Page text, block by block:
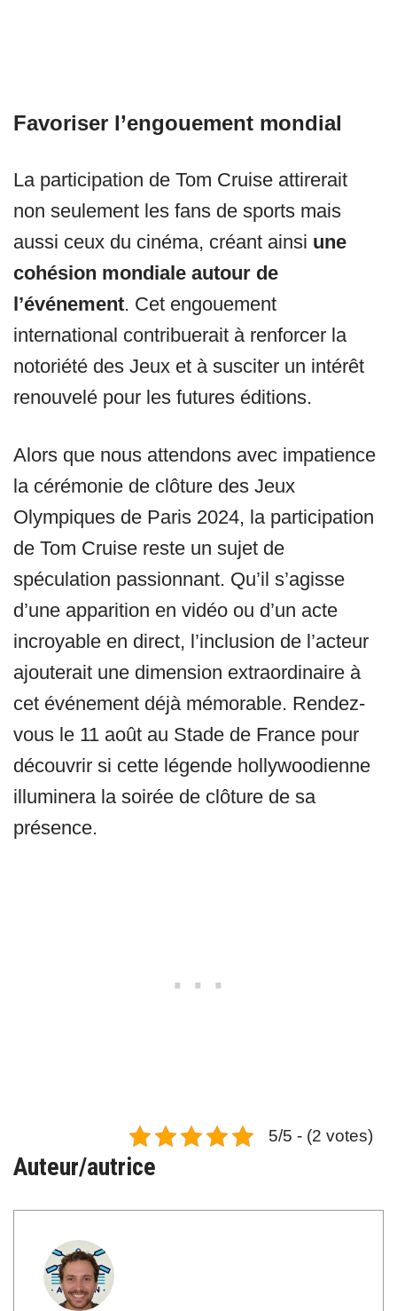
Favoriser l’engouement mondial
La participation de Tom Cruise attirerait
non seulement les fans de sports mais
aussi ceux du cinéma, créant ainsi une
cohésion mondiale autour de
l’événement. Cet engouement
international contribuerait à renforcer la
notoriété des Jeux et à susciter un intérêt
renouvelé pour les futures éditions.
Alors que nous attendons avec impatience
la cérémonie de clôture des Jeux
Olympiques de Paris 2024, la participation
de Tom Cruise reste un sujet de
spéculation passionnant. Qu’il s’agisse
d’une apparition en vidéo ou d’un acte
incroyable en direct, l’inclusion de l’acteur
ajouterait une dimension extraordinaire à
cet événement déjà mémorable. Rendez-
vous le 11 août au Stade de France pour
découvrir si cette légende hollywoodienne
illuminera la soirée de clôture de sa
présence.
5/5 - (2 votes)
Auteur/autrice